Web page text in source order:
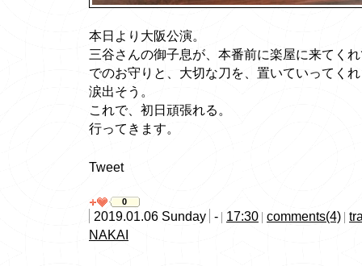
本日より大阪公演。
三谷さんの御子息が、本番前に楽屋に来てく
でのお守りと、大切な刀を、置いていってく
涙出そう。
これで、初日頑張れる。
行ってきます。
Tweet
0
2019.01.06 Sunday - 17:30 comments(4)
NAKAI